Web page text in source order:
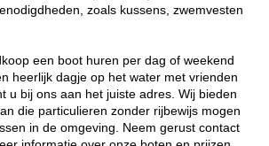
zoals kussens, zwemvesten
een boot huren per dag of weekend
heerlijk dagje op het water met vrienden
u bij ons aan het juiste adres. Wij bieden
die particulieren zonder rijbewijs mogen
in de omgeving. Neem gerust contact